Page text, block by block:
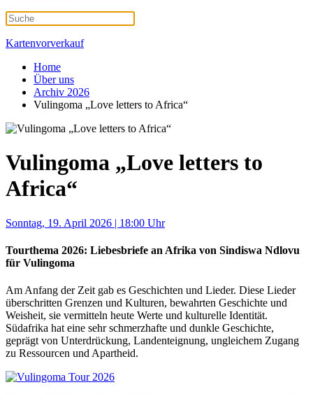
Kartenvorverkauf
Home
Über uns
Archiv 2026
Vulingoma „Love letters to Africa“
Vulingoma „Love letters to
Africa“
Sonntag, 19. April 2026 | 18:00 Uhr
Tourthema 2026: Liebesbriefe an Afrika von Sindiswa Ndlovu
für Vulingoma
Am Anfang der Zeit gab es Geschichten und Lieder. Diese Lieder
überschritten Grenzen und Kulturen, bewahrten Geschichte und
Weisheit, sie vermitteln heute Werte und kulturelle Identität.
Südafrika hat eine sehr schmerzhafte und dunkle Geschichte,
geprägt von Unterdrückung, Landenteignung, ungleichem Zugang
zu Ressourcen und Apartheid.